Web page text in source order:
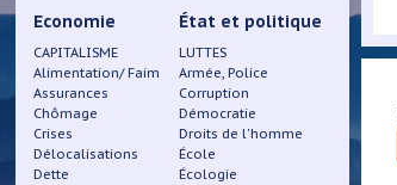
Economie
CAPITALISME
Alimentation/ Faim
Assurances
Chômage
Crises
Délocalisations
Dette
État et politique
LUTTES
Armée, Police
Corruption
Démocratie
Droits de l'homme
École
Écologie